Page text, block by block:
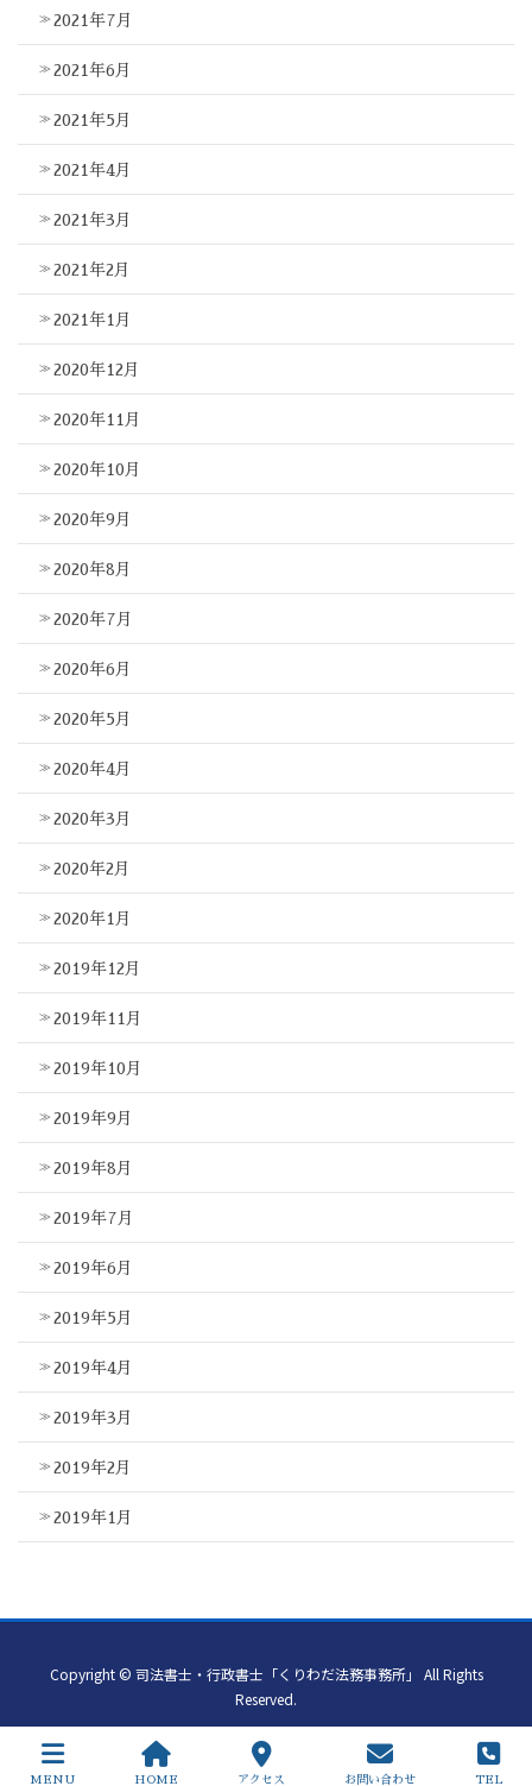
2021年7月
2021年6月
2021年5月
2021年4月
2021年3月
2021年2月
2021年1月
2020年12月
2020年11月
2020年10月
2020年9月
2020年8月
2020年7月
2020年6月
2020年5月
2020年4月
2020年3月
2020年2月
2020年1月
2019年12月
2019年11月
2019年10月
2019年9月
2019年8月
2019年7月
2019年6月
2019年5月
2019年4月
2019年3月
2019年2月
2019年1月
Copyright © 司法書士・行政書士「くりわだ法務事務所」 All Rights
Reserved.
MENU HOME アクセス お問い合わせ TEL